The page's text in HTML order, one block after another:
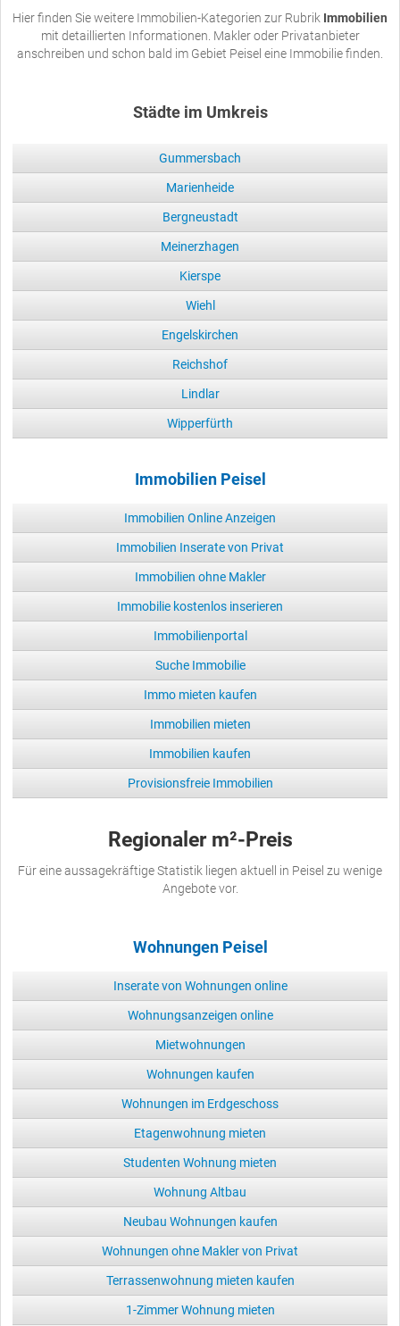
Hier finden Sie weitere Immobilien-Kategorien zur Rubrik Immobilien
mit detaillierten Informationen. Makler oder Privatanbieter
anschreiben und schon bald im Gebiet Peisel eine Immobilie finden.
Städte im Umkreis
Gummersbach
Marienheide
Bergneustadt
Meinerzhagen
Kierspe
Wiehl
Engelskirchen
Reichshof
Lindlar
Wipperfürth
Immobilien Peisel
Immobilien Online Anzeigen
Immobilien Inserate von Privat
Immobilien ohne Makler
Immobilie kostenlos inserieren
Immobilienportal
Suche Immobilie
Immo mieten kaufen
Immobilien mieten
Immobilien kaufen
Provisionsfreie Immobilien
Regionaler m²-Preis
Für eine aussagekräftige Statistik liegen aktuell in Peisel zu wenige
Angebote vor.
Wohnungen Peisel
Inserate von Wohnungen online
Wohnungsanzeigen online
Mietwohnungen
Wohnungen kaufen
Wohnungen im Erdgeschoss
Etagenwohnung mieten
Studenten Wohnung mieten
Wohnung Altbau
Neubau Wohnungen kaufen
Wohnungen ohne Makler von Privat
Terrassenwohnung mieten kaufen
1-Zimmer Wohnung mieten